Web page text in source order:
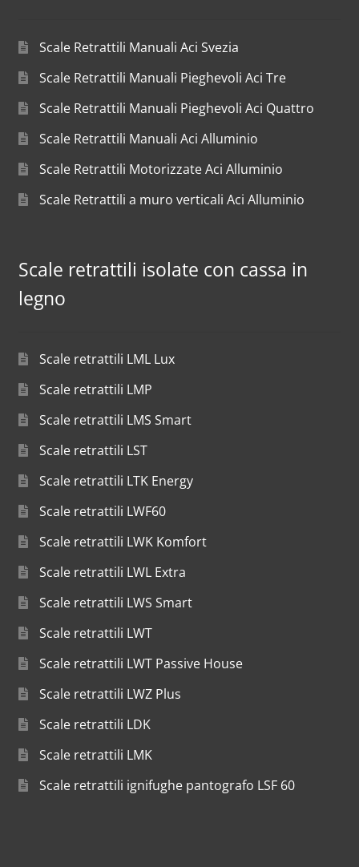
Scale Retrattili Manuali Aci Svezia
Scale Retrattili Manuali Pieghevoli Aci Tre
Scale Retrattili Manuali Pieghevoli Aci Quattro
Scale Retrattili Manuali Aci Alluminio
Scale Retrattili Motorizzate Aci Alluminio
Scale Retrattili a muro verticali Aci Alluminio
Scale retrattili isolate con cassa in
legno
Scale retrattili LML Lux
Scale retrattili LMP
Scale retrattili LMS Smart
Scale retrattili LST
Scale retrattili LTK Energy
Scale retrattili LWF60
Scale retrattili LWK Komfort
Scale retrattili LWL Extra
Scale retrattili LWS Smart
Scale retrattili LWT
Scale retrattili LWT Passive House
Scale retrattili LWZ Plus
Scale retrattili LDK
Scale retrattili LMK
Scale retrattili ignifughe pantografo LSF 60